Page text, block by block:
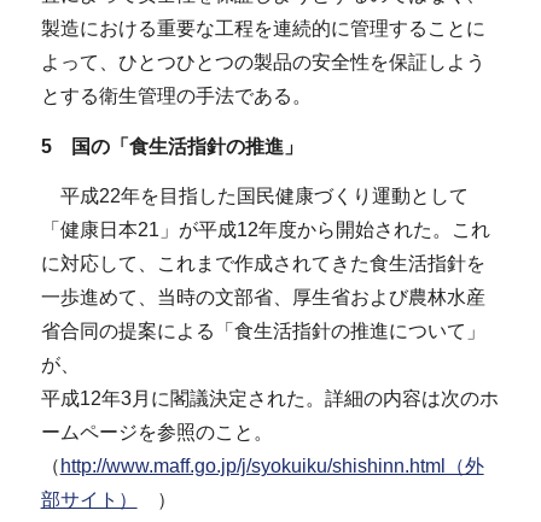
製造における重要な工程を連続的に管理することに
よって、ひとつひとつの製品の安全性を保証しよう
とする衛生管理の手法である。
5 国の「食生活指針の推進」
平成22年を目指した国民健康づくり運動として
「健康日本21」が平成12年度から開始された。これ
に対応して、これまで作成されてきた食生活指針を
一歩進めて、当時の文部省、厚生省および農林水産
省合同の提案による「食生活指針の推進について」
が、
平成12年3月に閣議決定された。詳細の内容は次のホ
ームページを参照のこと。
（ http://www.maff.go.jp/j/syokuiku/shishinn.html（外
部サイト）
）